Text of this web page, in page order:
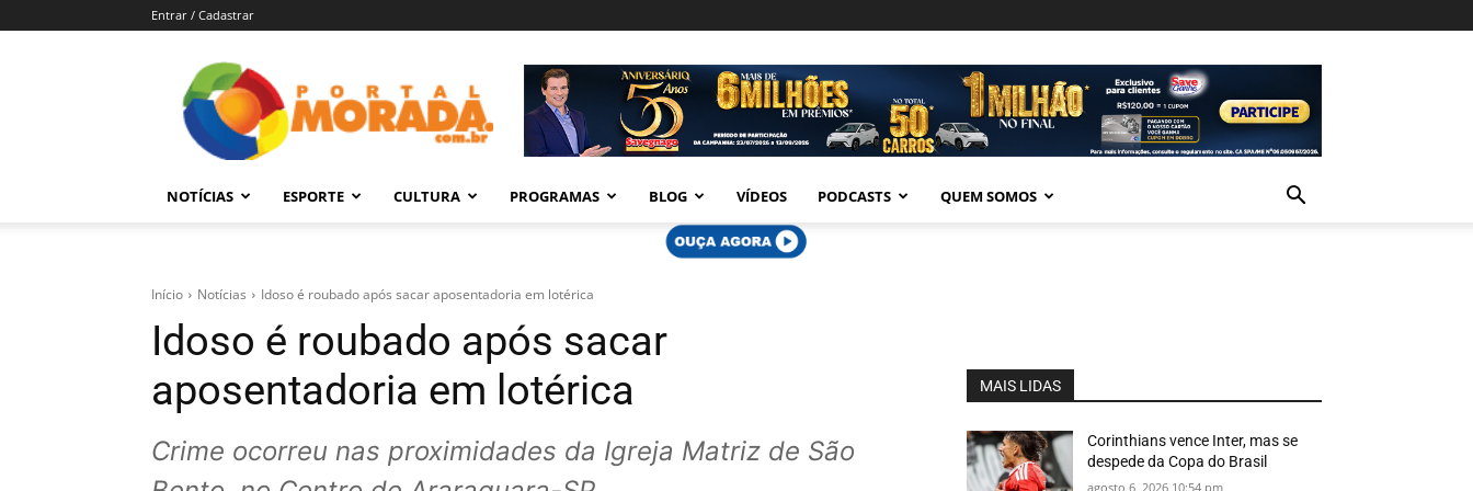
Entrar / Cadastrar
Morada
–
Araraquara
NOTÍCIAS ESPORTE CULTURA PROGRAMAS BLOG VÍDEOS PODCASTS QUEM SOMOS
Início Notícias Idoso é roubado após sacar aposentadoria em lotérica
Idoso é roubado após sacar
aposentadoria em lotérica
Crime ocorreu nas proximidades da Igreja Matriz de São
MAIS LIDAS
Corinthians vence Inter, mas se
despede da Copa do Brasil
agosto 6, 2026 10:54 pm